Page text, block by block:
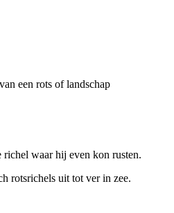
een rots of landschap
waar hij even kon rusten.
rotsrichels uit tot ver in zee.